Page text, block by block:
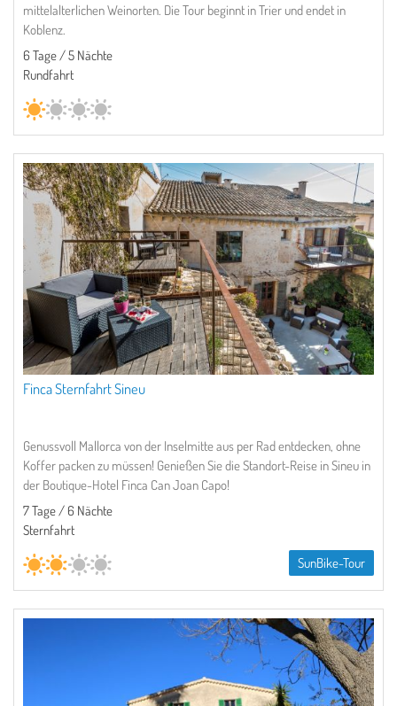
mittelalterlichen Weinorten. Die Tour beginnt in Trier und endet in
Koblenz.
6 Tage / 5 Nächte
Rundfahrt
Finca Sternfahrt Sineu
Genussvoll Mallorca von der Inselmitte aus per Rad entdecken, ohne
Koffer packen zu müssen! Genießen Sie die Standort-Reise in Sineu in
der Boutique-Hotel Finca Can Joan Capo!
7 Tage / 6 Nächte
Sternfahrt
SunBike-Tour